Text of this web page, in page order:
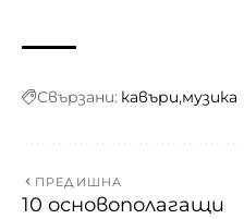
Свързани: кавъри музика
ПРЕДИШНА
10 основополагащи